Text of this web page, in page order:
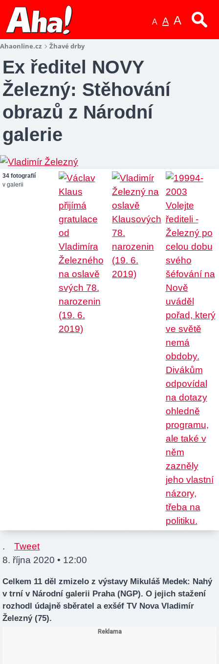
A A A
Ahaonline.cz Žhavé drby
Ex ředitel NOVY
Železný: Stěhování
obrazů z Národní
galerie
34 fotografií
v galerii
.
Tweet
8. října 2020 • 12:00
Celkem 11 děl zmizelo z výstavy Mikuláš Medek: Nahý
v trní v Národní galerii Praha (NGP). O jejich stažení
rozhodl údajně sběratel a exšéf TV Nova Vladimír
Železný (75).